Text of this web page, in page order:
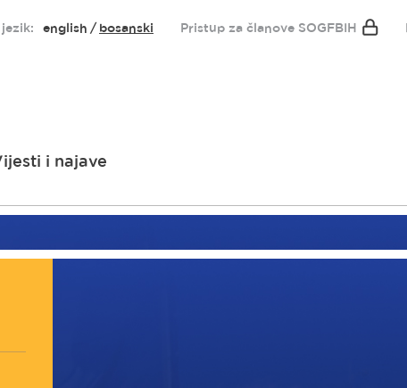
english bosanski Pristup za članove SOGFBIH
i najave